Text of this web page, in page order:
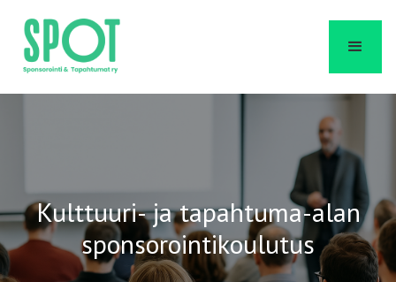
Kulttuuri- ja tapahtuma-alan
sponsorointikoulutus